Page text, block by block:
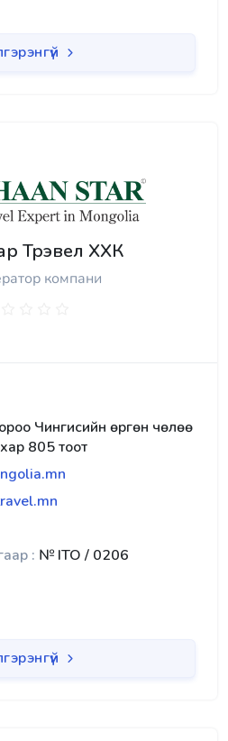
Трэвел ХХК
компани
Чингисийн өргөн чөлөө
805 тоот
: № ITO / 0206